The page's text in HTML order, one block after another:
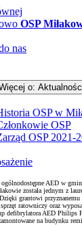
OSP
nas
o:
OSP w
OSP
OSP 2021-
AED w
została jednym z
grantowi
ratowniczy oraz
defibrylatora AED Philips
na budynku